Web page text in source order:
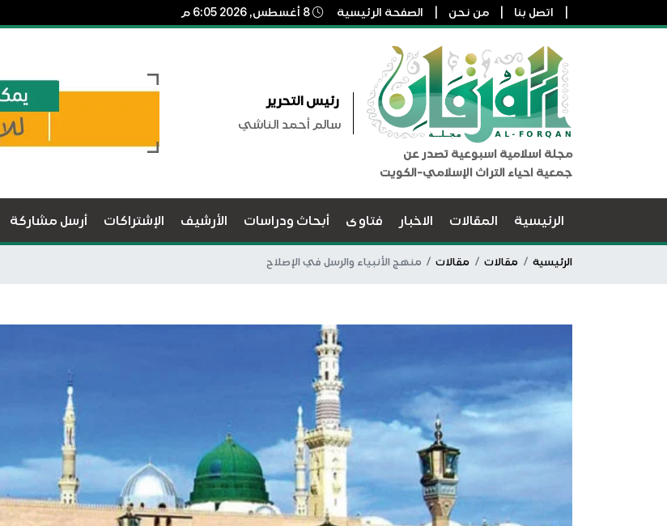
اتصل بنا من نحن الصفحة الرئيسية
مجلة اسلامية اسبوعية تصدر عن
جمعية احياء التراث الإسلامي-الكويت
رئيس التحرير
سالم أحمد الناشي
الرئيسية المقالات الاخبار فتاوى أبحاث ودراسات الأرشيف الإشتراكات أرسل مشاركة
الرئيسية مقالات مقالات منهج الأنبياء والرسل في الإصلاح